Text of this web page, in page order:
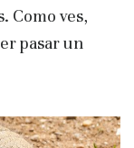
Como ves,
pasar un